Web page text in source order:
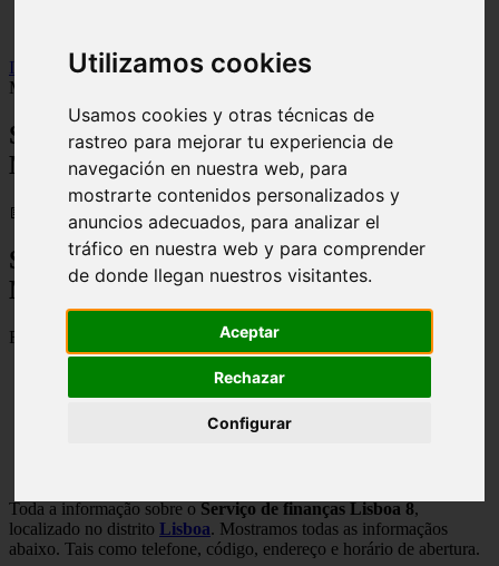
Utilizamos cookies
Usamos cookies y otras técnicas de
rastreo para mejorar tu experiencia de
navegación en nuestra web, para
mostrarte contenidos personalizados y
anuncios adecuados, para analizar el
tráfico en nuestra web y para comprender
de donde llegan nuestros visitantes.
Aceptar
Rechazar
Configurar
Inicio
financaspt >Serviço de finanças Lisboa 8 - Contactos,
Morada e Horarios
Serviço de finanças Lisboa 8 - Contactos,
Morada e Horarios
📅 07/09/2025
Serviço de finanças Lisboa 8 – Contactos,
Morada e Horarios
Rua Centro Cultural, 12, 1749-065 Lisboa
Toda a informação sobre o Serviço de finanças Lisboa 8,
localizado no distrito Lisboa. Mostramos todas as informaçãos
abaixo. Tais como telefone, código, endereço e horário de abertura.